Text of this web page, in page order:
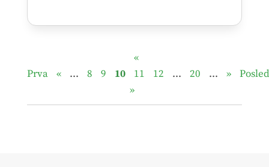
«
Prva
« ... 8 9 10 11 12 ... 20 ... »
»